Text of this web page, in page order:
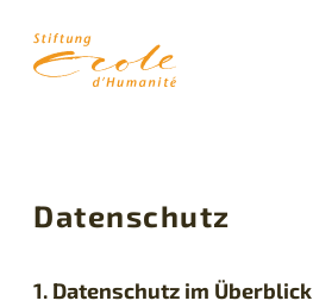
Datenschutz
1. Datenschutz im Überblick